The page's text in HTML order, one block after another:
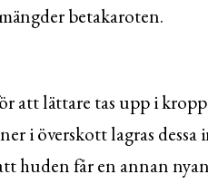
betakaroten.
att lättare tas upp i
i överskott lagras dessa
huden får en annan